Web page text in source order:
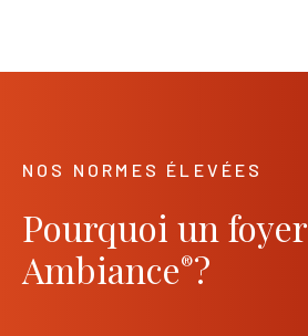
NOS NORMES ÉLEVÉES
Pourquoi un foyer
Ambiance®?